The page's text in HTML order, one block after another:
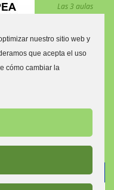
Las 3 aulas
reforzar las
Fondo Social Europeo.
nuestro sitio web y
que acepta el uso
cómo cambiar la